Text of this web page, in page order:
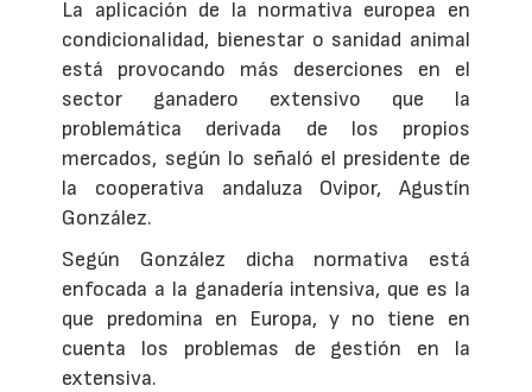
La aplicación de la normativa europea en
condicionalidad, bienestar o sanidad animal
está provocando más deserciones en el
sector ganadero extensivo que la
problemática derivada de los propios
mercados, según lo señaló el presidente de
la cooperativa andaluza Ovipor, Agustín
González.
Según González dicha normativa está
enfocada a la ganadería intensiva, que es la
que predomina en Europa, y no tiene en
cuenta los problemas de gestión en la
extensiva.